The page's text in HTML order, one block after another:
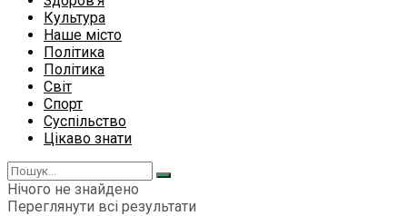
Культура
Наше місто
Політика
Політика
Світ
Спорт
Суспільство
Цікаво знати
Нічого не знайдено
Переглянути всі результати